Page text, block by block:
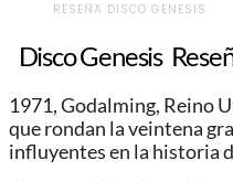
RESEÑA DISCO GENESIS
Disco Genesis
1971, Godalming, Reino
que rondan la veintena
influyentes en la historia